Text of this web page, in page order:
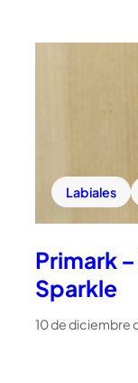
Labiales
Primark
Sparkle
10 de diciembre